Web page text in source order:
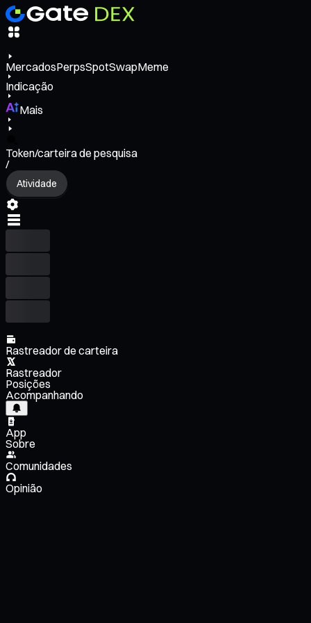
MercadosPerpsSpotSwapMeme
Indicação
Mais
Token/carteira de pesquisa
/
Atividade
Rastreador de carteira
Rastreador
Posições
Acompanhando
App
Sobre
Comunidades
Opinião